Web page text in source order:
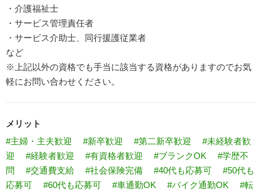
・介護福祉士
・サービス管理責任者
・サービス介助士、同行援護従業者
など
※上記以外の資格でも手当に該当する資格がありますのでお気
軽にお問い合わせください。
メリット
#主婦・主夫歓迎
#新卒歓迎 #第二新卒歓迎
#未経験者歓
迎
#経験者歓迎 #有資格者歓迎 #ブランクOK
#学歴不
問
#交通費支給 #社会保険完備 #40代も応募可
#50代も
応募可
#60代も応募可 #車通勤OK #バイク通勤OK
#転